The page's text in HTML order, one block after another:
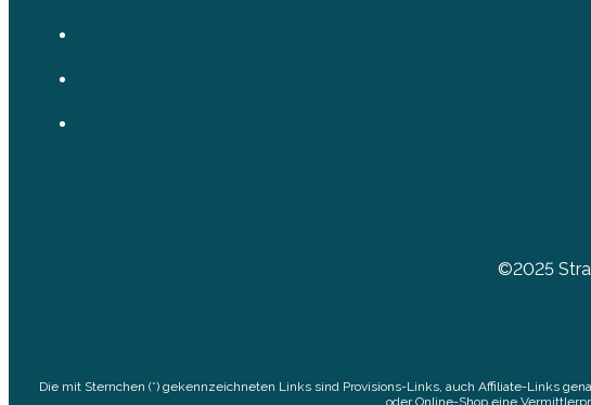
©2025
Die mit Sternchen (*) gekennzeichneten Links sind Provisions-Links, auch Affiliate-Links
oder Online-Shop eine